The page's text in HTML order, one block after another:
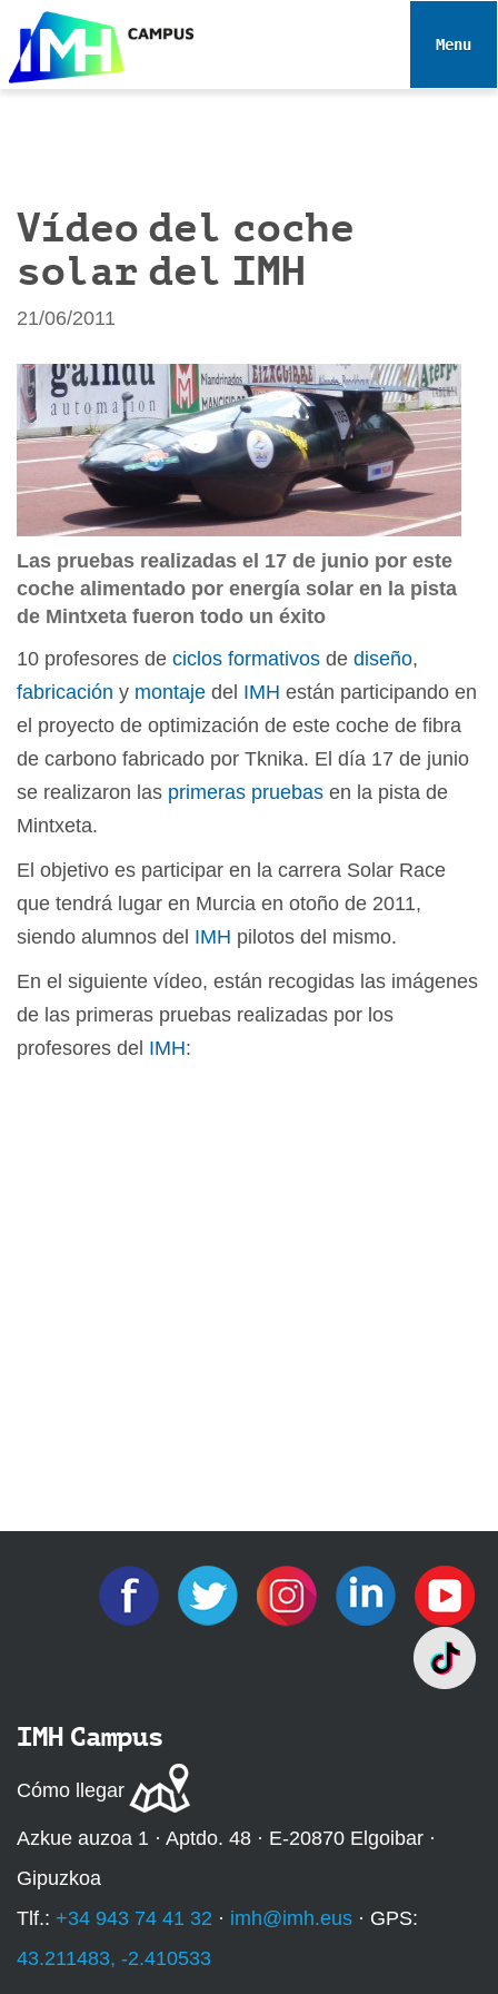
e
Toggle
Vídeo del coche
solar del IMH
21/06/2011
Las pruebas realizadas el 17 de junio por este
coche alimentado por energía solar en la pista
de Mintxeta fueron todo un éxito
10 profesores de ciclos formativos de diseño,
fabricación y montaje del IMH están participando en
el proyecto de optimización de este coche de fibra
de carbono fabricado por Tknika. El día 17 de junio
se realizaron las primeras pruebas en la pista de
Mintxeta.
El objetivo es participar en la carrera Solar Race
que tendrá lugar en Murcia en otoño de 2011,
siendo alumnos del IMH pilotos del mismo.
En el siguiente vídeo, están recogidas las imágenes
de las primeras pruebas realizadas por los
profesores del IMH:
IMH Campus
Cómo llegar
Azkue auzoa 1 · Aptdo. 48 · E-20870 Elgoibar ·
Gipuzkoa
Tlf.: +34 943 74 41 32 · imh@imh.eus · GPS:
43.211483, -2.410533